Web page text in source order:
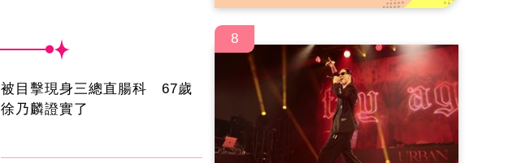
被目擊現身三總直腸科 67歲
徐乃麟證實了
8